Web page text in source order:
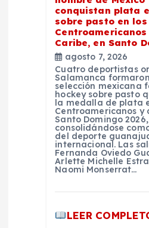
conquistan plata
sobre pasto en
Caribe, en Santo
agosto 7, 2026
Cuatro deportistas
Salamanca
selección mexicana
hockey sobre pasto
la medalla de plata
Centroamericanos y
Santo Domingo 2026,
consolidándose
del deporte
internacional. Las
Fernanda Oviedo
Arlette Michelle
Naomi Monserrat…
LEER